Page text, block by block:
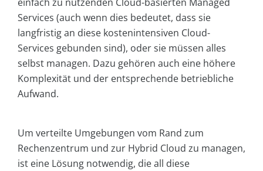
Services (auch wenn dies bedeutet, dass sie
langfristig an diese kostenintensiven Cloud-
Services gebunden sind), oder sie müssen alles
selbst managen. Dazu gehören auch eine höhere
Komplexität und der entsprechende betriebliche
Aufwand.
Um verteilte Umgebungen vom Rand zum
Rechenzentrum und zur Hybrid Cloud zu managen,
ist eine Lösung notwendig, die all diese